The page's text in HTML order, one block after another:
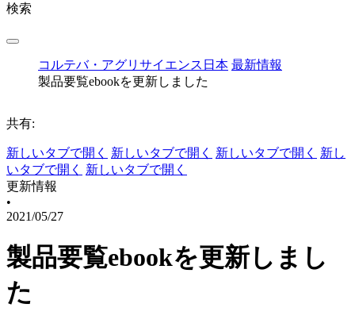
検索
コルテバ・アグリサイエンス日本 最新情報
製品要覧ebookを更新しました
共有:
新しいタブで開く 新しいタブで開く 新しいタブで開く
新し
いタブで開く
新しいタブで開く
更新情報
•
2021/05/27
製品要覧ebookを更新しまし
た